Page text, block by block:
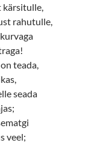
kärsitulle,
rahutulle,
teada,
seada
veel;